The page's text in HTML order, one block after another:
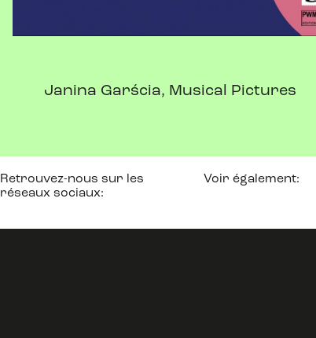
Janina Garścia, Musical Pictures
Retrouvez-nous sur les
réseaux sociaux:
Voir également: